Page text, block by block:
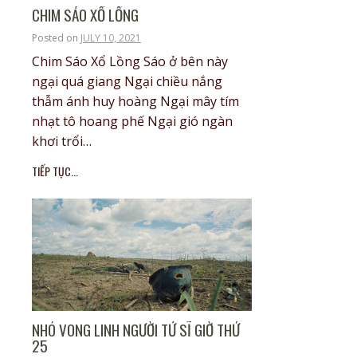
CHIM SÁO XỔ LỒNG
Posted on JULY 10, 2021
Chim Sáo Xổ Lồng Sáo ở bên này
ngại quá giang Ngại chiều nắng
thẫm ánh huy hoàng Ngại mây tím
nhạt tô hoang phế Ngại gió ngàn
khơi trổi…
TIẾP TỤC...
NHÓ VONG LINH NGƯỜI TỬ SĨ GIỜ THỨ
25